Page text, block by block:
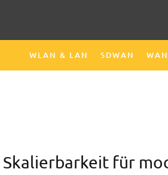
WLAN & LAN SDWAN WAN
für